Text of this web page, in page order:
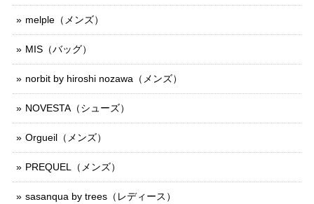
melple（メンズ）
MIS（バッグ）
norbit by hiroshi nozawa（メンズ）
NOVESTA（シューズ）
Orgueil（メンズ）
PREQUEL（メンズ）
sasanqua by trees（レディース）